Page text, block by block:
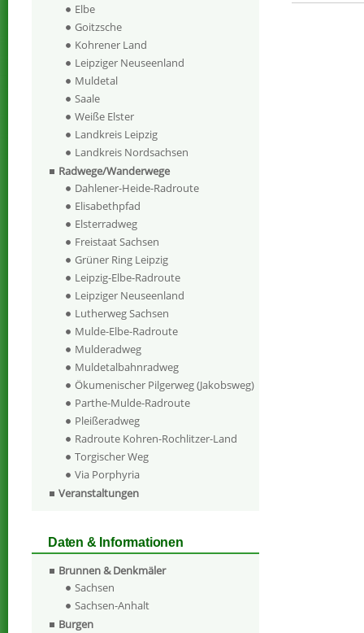
Elbe
Goitzsche
Kohrener Land
Leipziger Neuseenland
Muldetal
Saale
Weiße Elster
Landkreis Leipzig
Landkreis Nordsachsen
Radwege/Wanderwege
Dahlener-Heide-Radroute
Elisabethpfad
Elsterradweg
Freistaat Sachsen
Grüner Ring Leipzig
Leipzig-Elbe-Radroute
Leipziger Neuseenland
Lutherweg Sachsen
Mulde-Elbe-Radroute
Mulderadweg
Muldetalbahnradweg
Ökumenischer Pilgerweg (Jakobsweg)
Parthe-Mulde-Radroute
Pleißeradweg
Radroute Kohren-Rochlitzer-Land
Torgischer Weg
Via Porphyria
Veranstaltungen
Daten & Informationen
Brunnen & Denkmäler
Sachsen
Sachsen-Anhalt
Burgen